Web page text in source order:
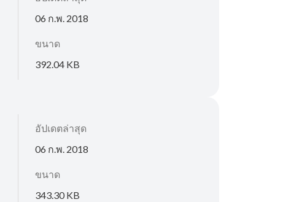
06 ก.พ. 2018
ขนาด
392.04 KB
อัปเดตล่าสุด
06 ก.พ. 2018
ขนาด
343.30 KB